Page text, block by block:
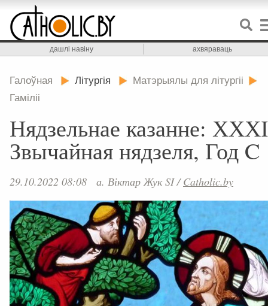
дашлі навіну ахвяраваць
Галоўная Літургія
Матэрыялы для літургіі
Гаміліі
Нядзельнае казанне: ХХХІ
Звычайная нядзеля, Год C
29.10.2022 08:08 а. Віктар Жук SI/Catholic.by